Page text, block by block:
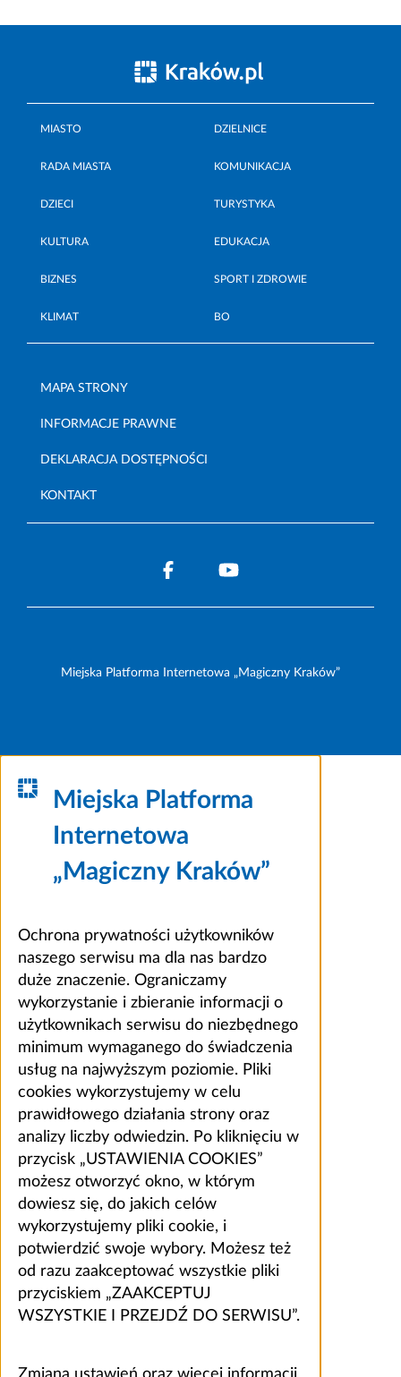
MIASTO DZIELNICE
RADA MIASTA KOMUNIKACJA
DZIECI TURYSTYKA
KULTURA EDUKACJA
BIZNES SPORT I ZDROWIE
KLIMAT BO
MAPA STRONY
INFORMACJE PRAWNE
DEKLARACJA DOSTĘPNOŚCI
KONTAKT
Miejska Platforma Internetowa „Magiczny Kraków”
Miejska Platforma
Internetowa
„Magiczny Kraków”
Ochrona prywatności użytkowników
naszego serwisu ma dla nas bardzo
duże znaczenie. Ograniczamy
wykorzystanie i zbieranie informacji o
użytkownikach serwisu do niezbędnego
minimum wymaganego do świadczenia
usług na najwyższym poziomie. Pliki
cookies wykorzystujemy w celu
prawidłowego działania strony oraz
analizy liczby odwiedzin. Po kliknięciu w
przycisk „USTAWIENIA COOKIES”
możesz otworzyć okno, w którym
dowiesz się, do jakich celów
wykorzystujemy pliki cookie, i
potwierdzić swoje wybory. Możesz też
od razu zaakceptować wszystkie pliki
przyciskiem „ZAAKCEPTUJ
WSZYSTKIE I PRZEJDŹ DO SERWISU”.